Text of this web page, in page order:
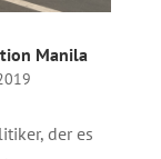
Manila
der es